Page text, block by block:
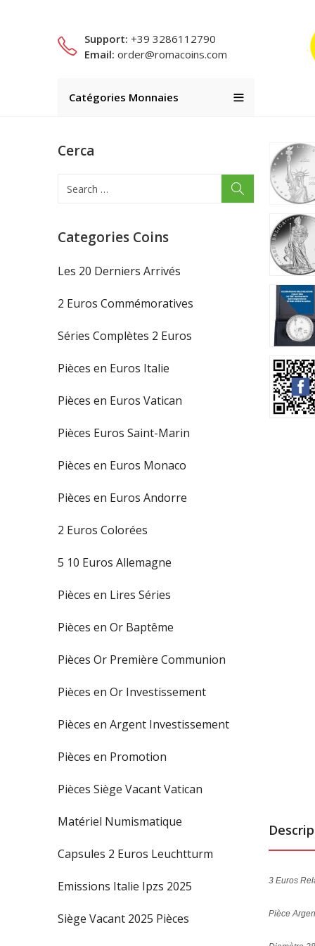
Support: +39 3286112790
Email: order@romacoins.com
Catégories Monnaies
3 Euros
Pièce
Cerca
Categories Coins
Les 20 Derniers Arrivés
2 Euros Commémoratives
Séries Complètes 2 Euros
Pièces en Euros Italie
Pièces en Euros Vatican
Pièces Euros Saint-Marin
Pièces en Euros Monaco
Pièces en Euros Andorre
2 Euros Colorées
5 10 Euros Allemagne
Pièces en Lires Séries
Pièces en Or Baptême
Pièces Or Première Communion
Pièces en Or Investissement
Pièces en Argent Investissement
Pièces en Promotion
Pièces Siège Vacant Vatican
Matériel Numismatique
Capsules 2 Euros Leuchtturm
Emissions Italie Ipzs 2025
Siège Vacant 2025 Pièces